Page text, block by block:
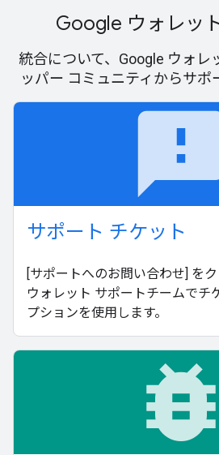
Google ウォレッ
統合について、Google ウォレ
ッパー コミュニティからサポ
サポート チケット
[サポートへのお問い合わせ] を
ウォレット サポートチームでチ
プションを使用します。
bug_report